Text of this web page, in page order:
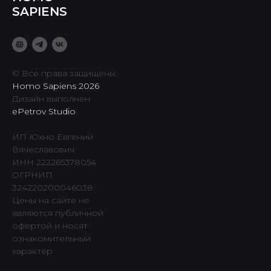
SAPIENS
© Все права защищены.
Homo Sapiens 2026
Дизайн выполнен
ePetrov Studio
ИП Юхно Евгений
Вячеславович
ИНН 222265378054
ОГРНИП
324220200046038
Цены на сайте не
являются публичной
офертой и носят
ознакомительный
характер